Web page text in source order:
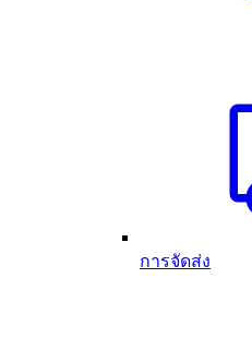
การจัดส่ง